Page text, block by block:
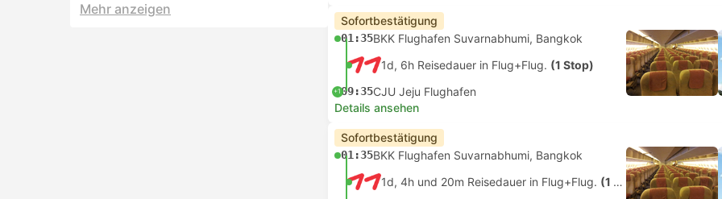
Mehr anzeigen
Sofortbestätigung
01:35BKK Flughafen Suvarnabhumi, Bangkok
1d, 6h Reisedauer in Flug+Flug. (1 Stop)
+109:35CJU Jeju Flughafen
Details ansehen
Sofortbestätigung
01:35BKK Flughafen Suvarnabhumi, Bangkok
1d, 4h und 20m Reisedauer in Flug+Flug. (1 Stop)